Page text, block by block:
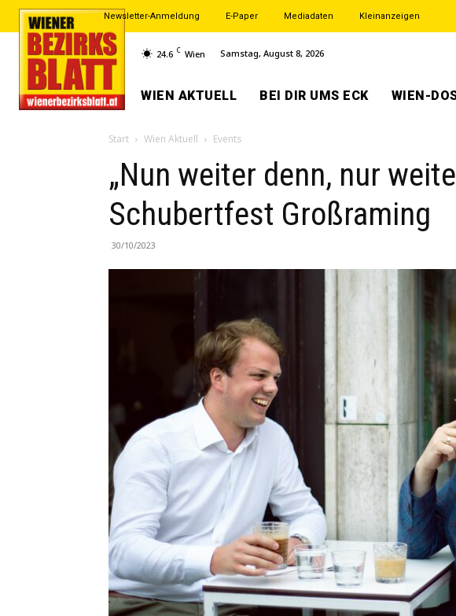
Newsletter-Anmeldung E-Paper Mediadaten Kleinanzeigen
24.6 C Wien Samstag, August 8, 2026
WIEN AKTUELL BEI DIR UMS ECK WIEN-
Start Wien Aktuell Events
„Nun weiter denn, nur
Schubertfest Großraming
30/10/2023